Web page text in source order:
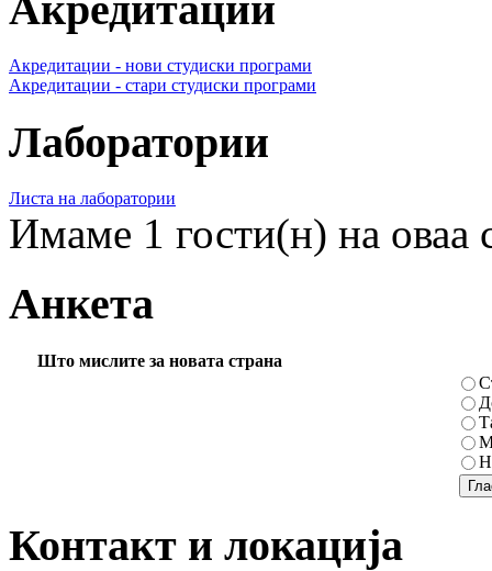
Акредитации - нови студиски програми
Акредитации - стари студиски програми
Лаборатории
Листа на лаборатории
Имаме 1 гости(н) на оваа
Анкета
Што мислите за новата страна
Контакт и локација